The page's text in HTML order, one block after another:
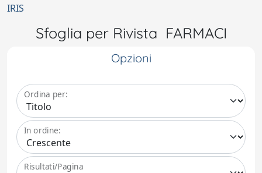
IRIS
Sfoglia per Rivista FARMACI
Opzioni
Ordina per:
In ordine:
Risultati/Pagina